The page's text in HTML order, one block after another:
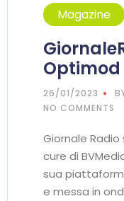
Magazine
Optimod
26/01/2023
NO COMMENTS
Giornale
cure di
sua
e messa in